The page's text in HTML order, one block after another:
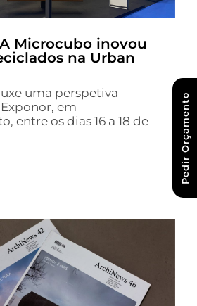
Microcubo inovou
na Urban
uma perspetiva
em
entre os dias 16 a 18 de
Pedir Orçamento